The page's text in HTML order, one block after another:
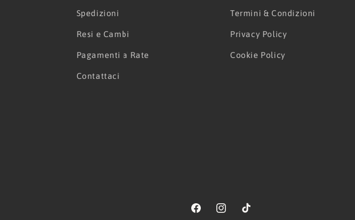
Spedizioni
Resi e Cambi
Pagamenti a Rate
Contattaci
Termini & Condizioni
Privacy Policy
Cookie Policy
FacebookInstagramTikTok